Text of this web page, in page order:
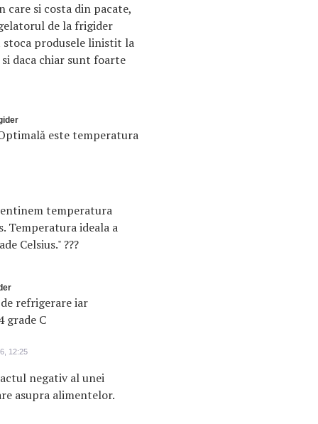
care si costa din pacate,
de la frigider
produsele linistit la
daca chiar sunt foarte
este temperatura
temperatura
Temperatura ideala a
Celsius." ???
refrigerare iar
grade C
12:25
negativ al unei
asupra alimentelor.